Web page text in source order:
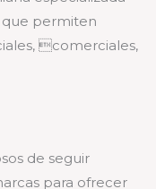
permiten
comerciales,
de seguir
para ofrecer